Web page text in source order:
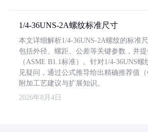
1/4-36UNS-2A螺纹标准尺寸
本文详细解析1/4-36UNS-2A螺纹的标准
包括外径、螺距、公差等关键参数，并
（ASME B1.1标准）。针对1/4-36UNS螺
见疑问，通过公式推导给出精确推荐值
附加工艺建议与扩展知识。
2026年8月4日